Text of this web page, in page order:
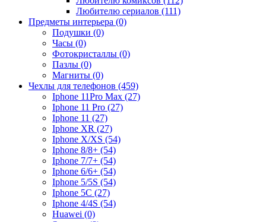
Любителю сериалов (111)
Предметы интерьера (0)
Подушки (0)
Часы (0)
Фотокристаллы (0)
Пазлы (0)
Магниты (0)
Чехлы для телефонов (459)
Iphone 11Pro Max (27)
Iphone 11 Pro (27)
Iphone 11 (27)
Iphone XR (27)
Iphone X/XS (54)
Iphone 8/8+ (54)
Iphone 7/7+ (54)
Iphone 6/6+ (54)
Iphone 5/5S (54)
Iphone 5C (27)
Iphone 4/4S (54)
Huawei (0)